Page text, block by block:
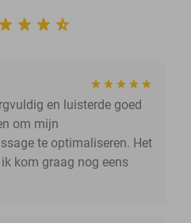
en luisterde goed
om mijn
te optimaliseren. Het
kom graag nog eens